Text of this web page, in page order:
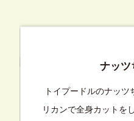
ナッツ
トイプードルのナッ
リカンで全身カットを